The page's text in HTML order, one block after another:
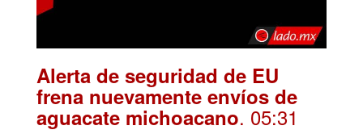
Alerta de seguridad de EU
frena nuevamente envíos de
aguacate michoacano. 05:31